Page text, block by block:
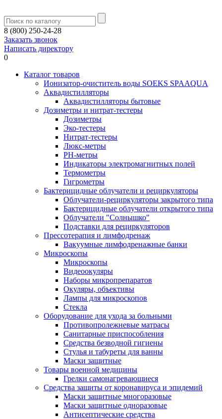
8 (800) 250-24-28
Заказать звонок
Написать директору
0
Каталог товаров
Ионизатор-очиститель воды SOEKS SPAAQUA
Аквадистилляторы
Аквадистилляторы бытовые
Дозиметры и нитрат-тестеры
Дозиметры
Эко-тестеры
Нитрат-тестеры
Люкс-метры
РН-метры
Индикаторы электромагнитных полей
Термометры
Гигрометры
Бактерицидные облучатели и рециркуляторы
Облучатели-рециркуляторы закрытого типа
Бактерицидные облучатели открытого типа
Облучатели "Солнышко"
Подставки для рециркуляторов
Прессотерапия и лимфодренаж
Вакуумные лимфодренажные банки
Микроскопы
Микроскопы
Видеоокуляры
Наборы микропрепаратов
Окуляры, объективы
Лампы для микроскопов
Стекла
Оборудование для ухода за больными
Противопролежневые матрасы
Санитарные приспособления
Средства безводной гигиены
Стулья и табуреты для ванны
Маски защитные
Товары военной медицины
Грелки самонагревающиеся
Средства защиты от коронавируса и эпидемий
Маски защитные многоразовые
Маски защитные одноразовые
Антисептические средства